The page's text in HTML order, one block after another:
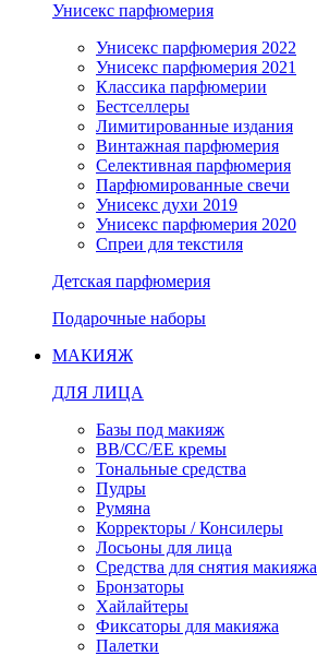
Унисекс парфюмерия
Унисекс парфюмерия 2022
Унисекс парфюмерия 2021
Классика парфюмерии
Бестселлеры
Лимитированные издания
Винтажная парфюмерия
Селективная парфюмерия
Парфюмированные свечи
Унисекс духи 2019
Унисекс парфюмерия 2020
Спреи для текстиля
Детская парфюмерия
Подарочные наборы
МАКИЯЖ
ДЛЯ ЛИЦА
Базы под макияж
BB/CC/EE кремы
Тональные средства
Пудры
Румяна
Корректоры / Консилеры
Лосьоны для лица
Средства для снятия макияжа
Бронзаторы
Хайлайтеры
Фиксаторы для макияжа
Палетки